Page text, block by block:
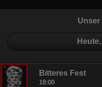
Unser
Bitteres Fest
18:00